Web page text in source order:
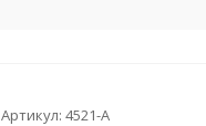
Артикул: 4521-A